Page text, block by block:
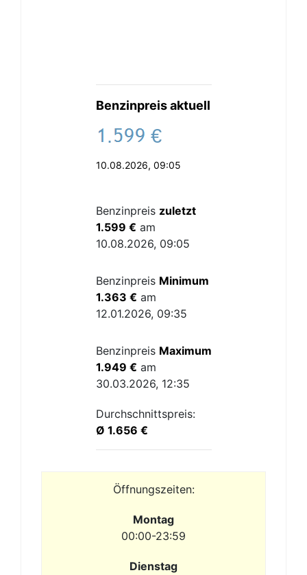
Benzinpreis aktuell
. €
10.08.2026, 09:05
Benzinpreis zuletzt
1.599 € am
10.08.2026, 09:05
Benzinpreis Minimum
1.363 € am
12.01.2026, 09:35
Benzinpreis Maximum
1.949 € am
30.03.2026, 12:35
Durchschnittspreis:
Ø 1.656 €
Öffnungszeiten:
Montag
00:00-23:59
Dienstag